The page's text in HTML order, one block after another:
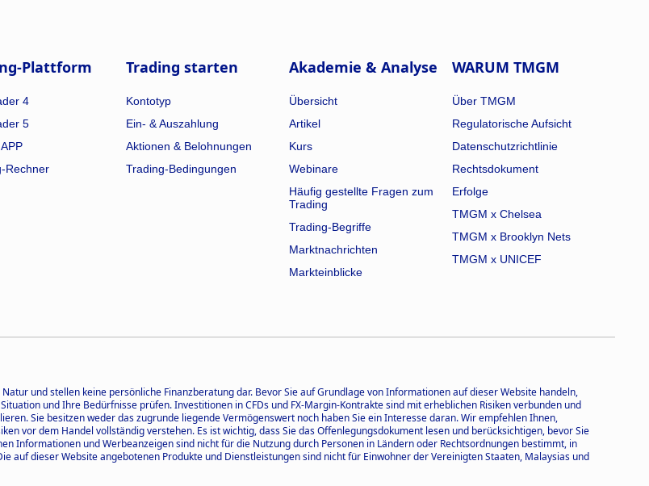
Plattform
4
5
Rechner
Trading starten
Kontotyp
Ein- & Auszahlung
Aktionen & Belohnungen
Trading-Bedingungen
Akademie & Analyse
Übersicht
Artikel
Kurs
Webinare
Häufig gestellte Fragen zum
Trading
Trading-Begriffe
Marktnachrichten
Markteinblicke
WARUM TMGM
Über TMGM
Regulatorische Aufsicht
Datenschutzrichtlinie
Rechtsdokument
Erfolge
TMGM x Chelsea
TMGM x Brooklyn Nets
TMGM x UNICEF
und stellen keine persönliche Finanzberatung dar. Bevor Sie auf Grundlage von Informationen auf dieser Website handeln,
und Ihre Bedürfnisse prüfen. Investitionen in CFDs und FX-Margin-Kontrakte sind mit erheblichen Risiken verbunden und
Sie besitzen weder das zugrunde liegende Vermögenswert noch haben Sie ein Interesse daran. Wir empfehlen Ihnen,
vor dem Handel vollständig verstehen. Es ist wichtig, dass Sie das Offenlegungsdokument lesen und berücksichtigen, bevor Sie
Informationen und Werbeanzeigen sind nicht für die Nutzung durch Personen in Ländern oder Rechtsordnungen bestimmt, in
auf dieser Website angebotenen Produkte und Dienstleistungen sind nicht für Einwohner der Vereinigten Staaten, Malaysias und